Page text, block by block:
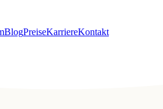
BlogPreiseKarriereKontakt